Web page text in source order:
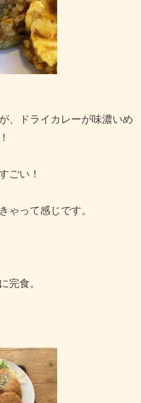
、ドライカレーが味濃いめ
ごい！
ゃって感じです。
完食。